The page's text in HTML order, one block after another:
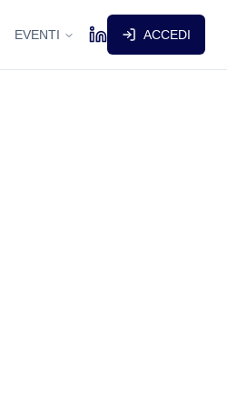
EVENTI ACCEDI